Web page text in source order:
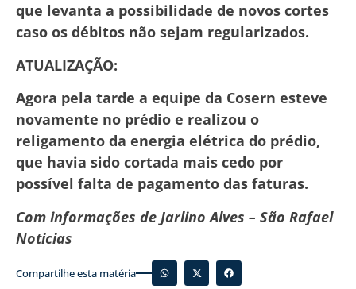
que levanta a possibilidade de novos cortes
caso os débitos não sejam regularizados.
ATUALIZAÇÃO:
Agora pela tarde a equipe da Cosern esteve
novamente no prédio e realizou o
religamento da energia elétrica do prédio,
que havia sido cortada mais cedo por
possível falta de pagamento das faturas.
Com informações de Jarlino Alves – São Rafael
Noticias
Compartilhe esta matéria